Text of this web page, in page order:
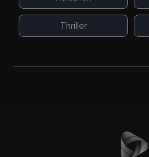
Thriller